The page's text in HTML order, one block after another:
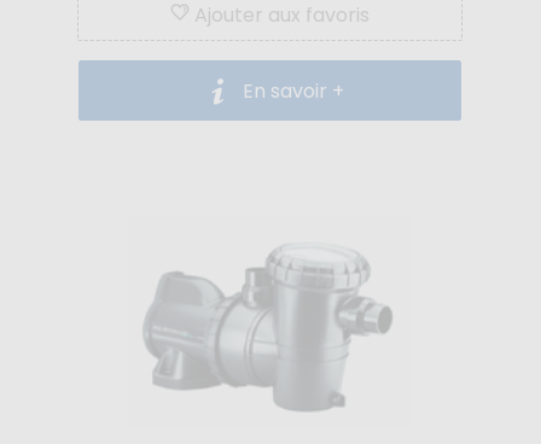
Ajouter aux favoris
En savoir +